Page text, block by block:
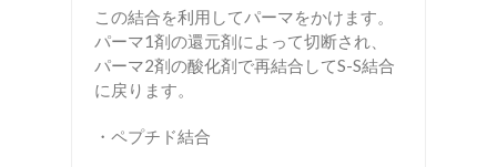
この結合を利用してパーマをかけます。
パーマ1剤の還元剤によって切断され、
パーマ2剤の酸化剤で再結合してS-S結合
に戻ります。
・ペプチド結合